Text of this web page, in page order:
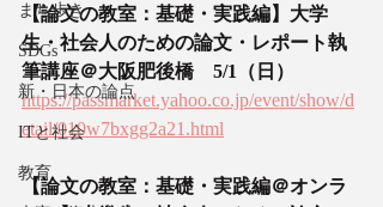
まち歩き
SDGs
新・日本の論点
ITと社会
教育
【論文の教室：基礎・実践編】大学
生・社会人のための論文・レポート執
筆講座＠大阪肥後橋　5/1（日）
https://passmarket.yahoo.co.jp/event/show/d
etail/010w7bxgg2a21.html
【論文の教室：基礎・実践編＠オンラ